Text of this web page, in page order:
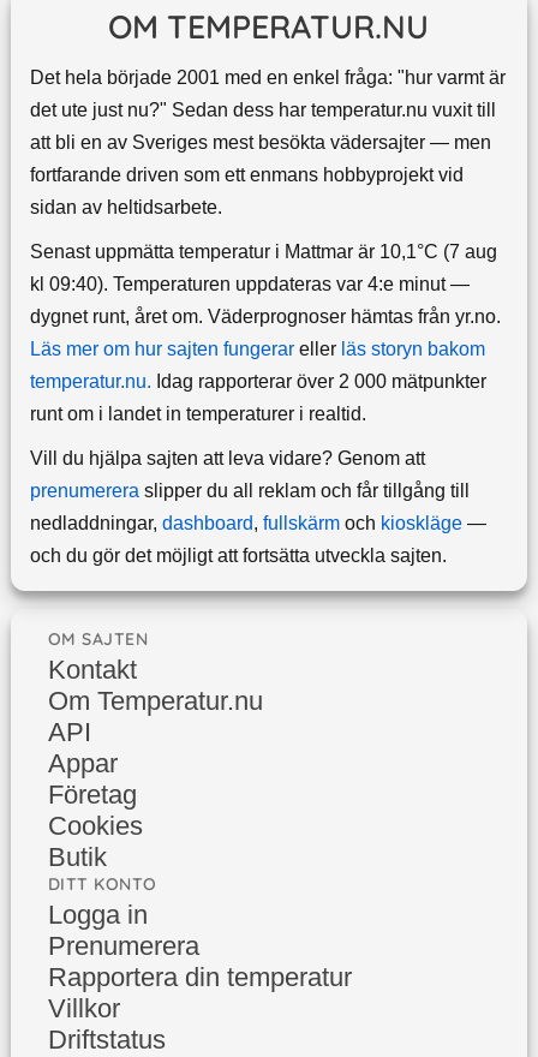
OM TEMPERATUR.NU
Det hela började 2001 med en enkel fråga: "hur varmt är
det ute just nu?" Sedan dess har temperatur.nu vuxit till
att bli en av Sveriges mest besökta vädersajter — men
fortfarande driven som ett enmans hobbyprojekt vid
sidan av heltidsarbete.
Senast uppmätta temperatur i Mattmar är 10,1°C (7 aug
kl 09:40). Temperaturen uppdateras var 4:e minut —
dygnet runt, året om. Väderprognoser hämtas från yr.no.
Läs mer om hur sajten fungerareller läs storyn bakom
temperatur.nu. Idag rapporterar över 2 000 mätpunkter
runt om i landet in temperaturer i realtid.
Vill du hjälpa sajten att leva vidare? Genom att
prenumereraslipper du all reklam och får tillgång till
nedladdningar, dashboard, fullskärmoch kioskläge—
och du gör det möjligt att fortsätta utveckla sajten.
OM SAJTEN
Kontakt
Om Temperatur.nu
API
Appar
Företag
Cookies
Butik
DITT KONTO
Logga in
Prenumerera
Rapportera din temperatur
Villkor
Driftstatus